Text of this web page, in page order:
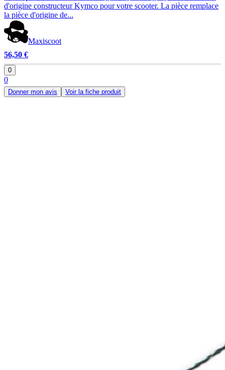
d'origine constructeur Kymco pour votre scooter. La pièce remplace
la pièce d'origine de...
Maxiscoot
56,50 €
0
0
Donner mon avis Voir la fiche produit